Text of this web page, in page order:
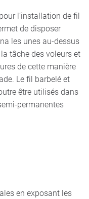
l’installation de fil
de disposer
les unes au-dessus
tâche des voleurs et
de cette manière
Le fil barbelé et
être utilisés dans
permanentes
en exposant les